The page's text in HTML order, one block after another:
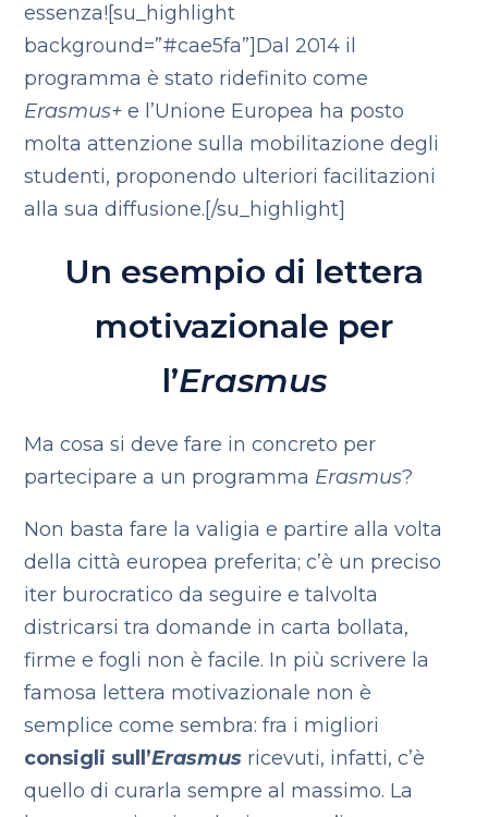
essenza![su_highlight
background=”#cae5fa”]Dal 2014 il
programma è stato ridefinito come
Erasmus+ e l’Unione Europea ha posto
molta attenzione sulla mobilitazione degli
studenti, proponendo ulteriori facilitazioni
alla sua diffusione.[/su_highlight]
Un esempio di lettera
motivazionale per
l’Erasmus
Ma cosa si deve fare in concreto per
partecipare a un programma Erasmus?
Non basta fare la valigia e partire alla volta
della città europea preferita; c’è un preciso
iter burocratico da seguire e talvolta
districarsi tra domande in carta bollata,
firme e fogli non è facile. In più scrivere la
famosa lettera motivazionale non è
semplice come sembra: fra i migliori
consigli sull’Erasmus ricevuti, infatti, c’è
quello di curarla sempre al massimo. La